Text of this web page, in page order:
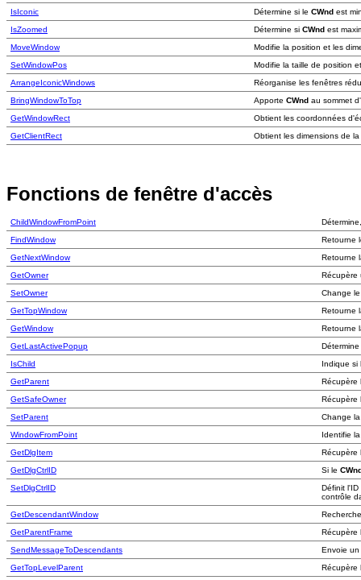
IsIconic
Détermine si le CWnd est
IsZoomed
Détermine si CWnd est
MoveWindow
Modifie la position et les
SetWindowPos
Modifie la taille de position
ArrangeIconicWindows
Réorganise les fenêtres
BringWindowToTop
Apporte CWnd au sommet
GetWindowRect
Obtient les coordonnées
GetClientRect
Obtient les dimensions de
Fonctions de fenêtre d'accès
ChildWindowFromPoint
FindWindow
Retourne
GetNextWindow
Retourne
GetOwner
SetOwner
Change
GetTopWindow
Retourne
GetWindow
Retourne
GetLastActivePopup
IsChild
Indique
GetParent
GetSafeOwner
Récupère
SetParent
Change
WindowFromPoint
Identifie
GetDlgItem
Récupère
GetDlgCtrlID
Si le
SetDlgCtrlID
Définit
contrôle
GetDescendantWindow
GetParentFrame
SendMessageToDescendants
Envoie
GetTopLevelParent
Récupère